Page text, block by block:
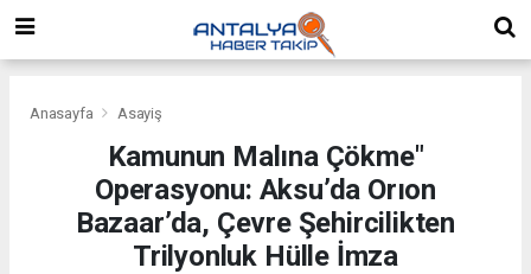
Anasayfa Asayiş
Kamunun Malına Çökme"
Operasyonu: Aksu’da Orıon
Bazaar’da, Çevre Şehircilikten
Trilyonluk Hülle İmza